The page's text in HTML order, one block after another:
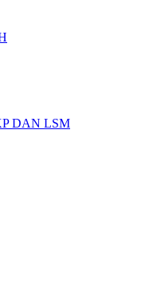
DAN LSM